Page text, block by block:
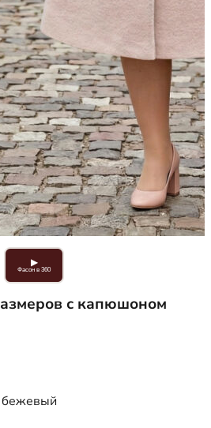
▶
Фасон в 360
с капюшоном
бежевый